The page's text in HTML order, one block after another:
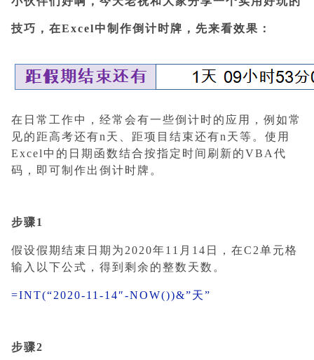
技巧，在Excel中制作倒计时牌，先来看效果：
在日常工作中，经常会有一些倒计时的应用，例如常
见的距高考还有n天、距项目结束还有n天等。使用
Excel中的日期函数结合按指定时间刷新的VBA代
码，即可制作出倒计时牌。
步骤1
假设假期结束日期为2020年11月14日，在C2单元格
输入以下公式，得到剩余的整数天数。
=INT(“2020-11-14″-NOW())&”天”
步骤2